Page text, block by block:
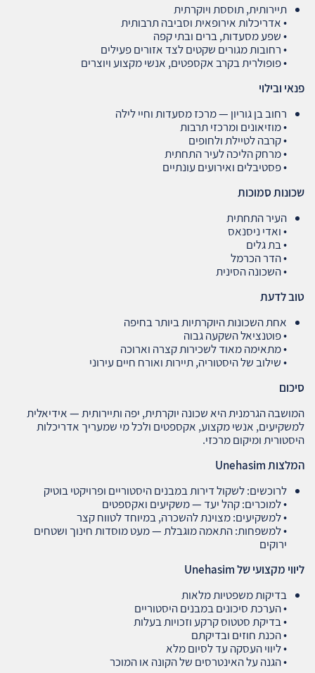
תיירותית, תוססת ויוקרתית
• אדריכלות אירופאית וסביבה תרבותית
• שפע מסעדות, ברים ובתי קפה
• רחובות מגורים שקטים לצד אזורים פעילים
• פופולרית בקרב אקספטים, אנשי מקצוע ויוצרים
פנאי ובילוי
רחוב בן גוריון — מרכז מסעדות וחיי לילה
• מוזיאונים ומרכזי תרבות
• קרבה לטיילת ולחופים
• מרחק הליכה לעיר התחתית
• פסטיבלים ואירועים עונתיים
שכונות סמוכות
העיר התחתית
• ואדי ניסנאס
• בת גלים
• הדר הכרמל
• השכונה הסינית
טוב לדעת
אחת השכונות היוקרתיות ביותר בחיפה
• פוטנציאל השקעה גבוה
• מתאימה מאוד לשכירות קצרה וארוכה
• שילוב של היסטוריה, תיירות ואורח חיים עירוני
סיכום
המושבה הגרמנית היא שכונה יוקרתית, יפה ותיירותית — אידיאלית
למשקיעים, אנשי מקצוע, אקספטים ולכל מי שמעריך אדריכלות
היסטורית ומיקום מרכזי.
המלצות
לרוכשים: לשקול דירות במבנים היסטוריים ופרויקטי בוטיק
• למוכרים: קהל יעד — משקיעים ואקספטים
• למשקיעים: מצוינת להשכרה, במיוחד לטווח קצר
• למשפחות: התאמה מוגבלת — מעט מוסדות חינוך ושטחים
ירוקים
ליווי מקצועי של
בדיקות משפטיות מלאות
• הערכת סיכונים במבנים היסטוריים
• בדיקת סטטוס קרקע וזכויות בעלות
• הכנת חוזים ובדיקתם
• ליווי העסקה עד לסיום מלא
• הגנה על האינטרסים של הקונה או המוכר